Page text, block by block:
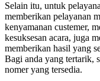
Selain itu, untuk
memberikan pelayanan
kenyamanan custemer,
kesuksesan acara, juga
memberikan hasil yang
Bagi anda yang tertarik,
nomer yang tersedia.